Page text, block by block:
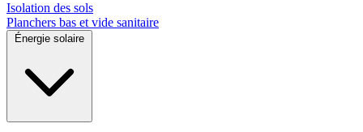
Isolation des sols
Planchers bas et vide sanitaire